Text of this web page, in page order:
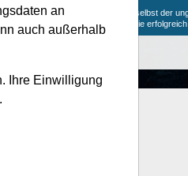
Mit 47.8 % Wahrscheinlichkeit wird selbst der
agierende Trader mit dieser Aktie erfolgreich
an
auch außerhalb
Ihre Einwilligung